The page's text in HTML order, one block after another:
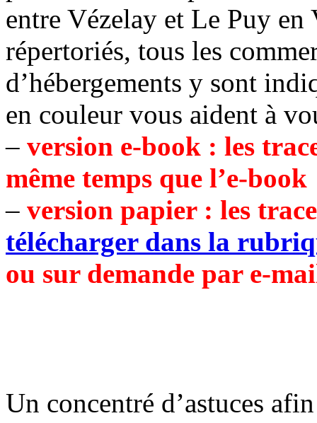
entre Vézelay et Le Puy en
répertoriés, tous les
d’hébergements y sont
en couleur vous aident à
– version e-book : les
même temps que l’e-book
– version papier : les
télécharger dans la
ou sur demande par e-
Un concentré d’astuces